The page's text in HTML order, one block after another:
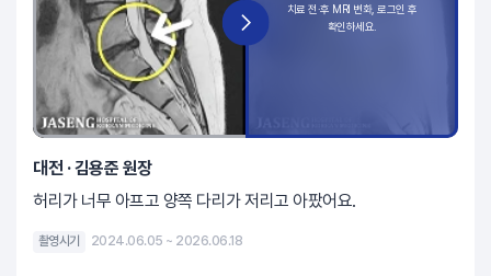
대전 · 김용준 원장
허리가 너무 아프고 양쪽 다리가 저리고 아팠어요.
촬영시기 2024.06.05 ~ 2026.06.18